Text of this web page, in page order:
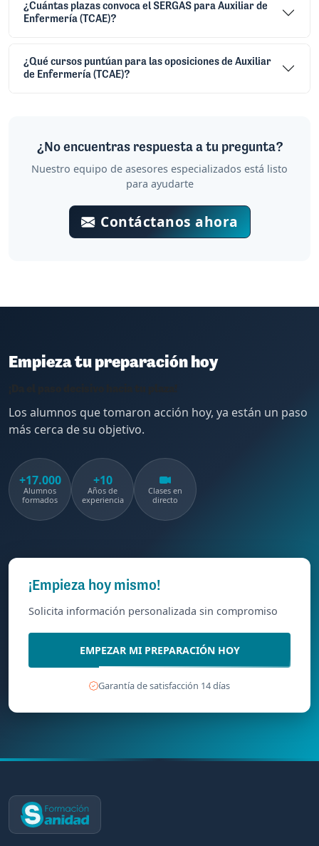
¿Cuántas plazas convoca el SERGAS para Auxiliar de
Enfermería (TCAE)?
¿Qué cursos puntúan para las oposiciones de Auxiliar
de Enfermería (TCAE)?
¿No encuentras respuesta a tu pregunta?
Nuestro equipo de asesores especializados está listo
para ayudarte
Contáctanos ahora
Empieza tu preparación hoy
Los alumnos que tomaron acción hoy, ya están un paso
más cerca de su objetivo.
+17.000
Alumnos
formados
+10
Años de
experiencia
Clases en
directo
¡Empieza hoy mismo!
Solicita información personalizada sin compromiso
EMPEZAR MI PREPARACIÓN HOY
Garantía de satisfacción 14 días